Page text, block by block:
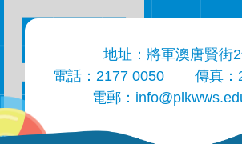
地址：將軍澳唐賢街
電話：2177 0050
傳真：
電郵：